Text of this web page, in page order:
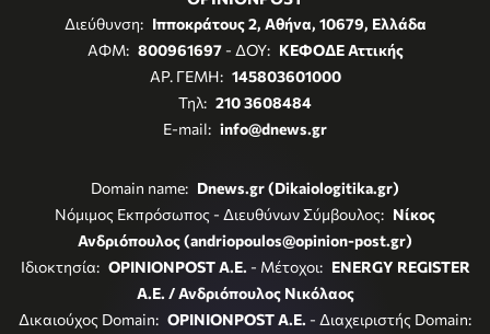
Διεύθυνση: Ιπποκράτους 2, Αθήνα, 10679, Ελλάδα
ΑΦΜ: 800961697- ΔΟΥ: ΚΕΦΟΔΕ Αττικής
ΑΡ. ΓΕΜΗ: 145803601000
Τηλ: 210 3608484
E-mail: info@dnews.gr
Domain name: Dnews.gr (Dikaiologitika.gr)
Νόμιμος Εκπρόσωπος - Διευθύνων Σύμβουλος: Νίκος
Ανδριόπουλος (andriopoulos@opinion-post.gr)
Ιδιοκτησία: OPINIONPOST A.E. - Μέτοχοι: ENERGY REGISTER
Α.Ε. / Ανδριόπουλος Νικόλαος
Δικαιούχος Domain: OPINIONPOST A.E. - Διαχειριστής Domain: